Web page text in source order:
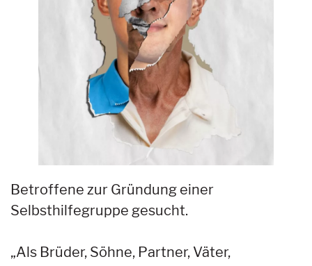
Betroffene zur Gründung einer
Selbsthilfegruppe gesucht.
„Als Brüder, Söhne, Partner, Väter,